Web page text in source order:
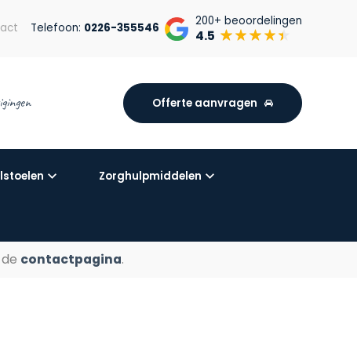
Telefoon: 0226-355546 200+ beoordelingen
4.5
Offerte aanvragen
Zorghulpmiddelen
contactpagina.